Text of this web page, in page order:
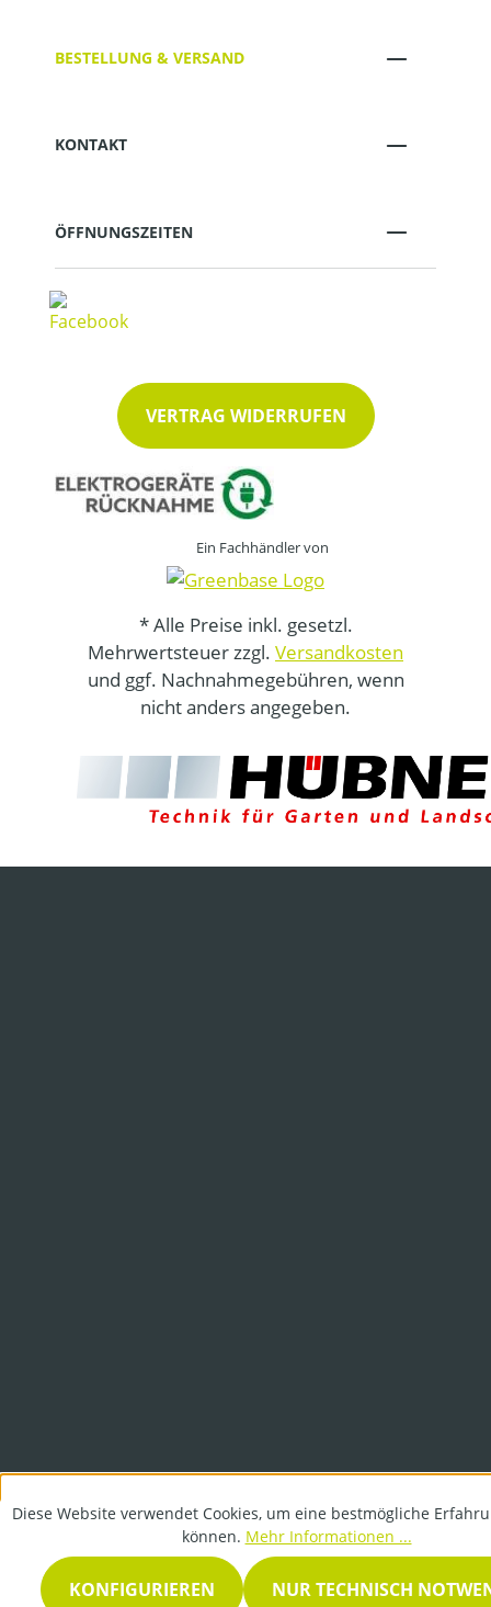
BESTELLUNG & VERSAND
KONTAKT
ÖFFNUNGSZEITEN
VERTRAG WIDERRUFEN
Ein Fachhändler von
* Alle Preise inkl. gesetzl.
Mehrwertsteuer zzgl. Versandkosten
und ggf. Nachnahmegebühren, wenn
nicht anders angegeben.
Diese Website verwendet Cookies, um eine bestmögliche
können. Mehr Informationen ...
NUR TECHNISCH
KONFIGURIEREN